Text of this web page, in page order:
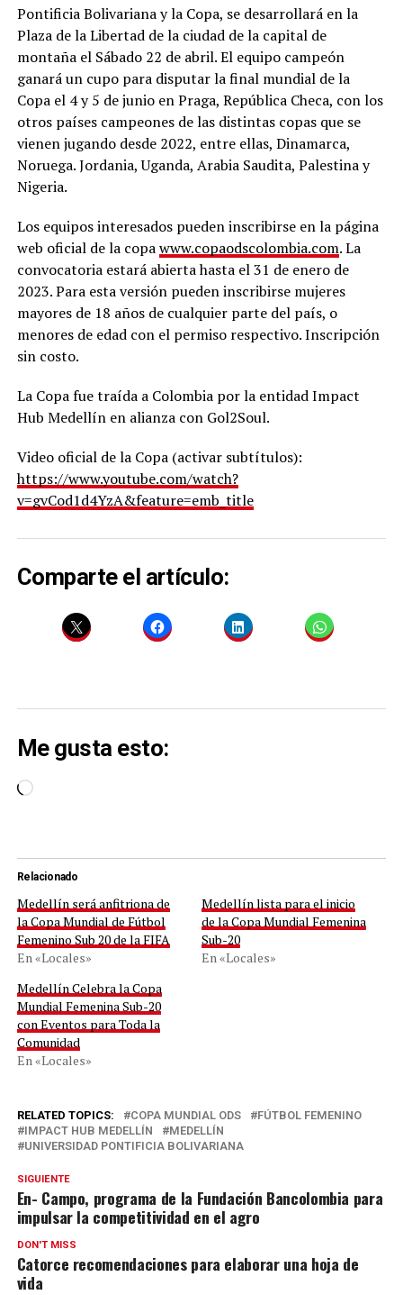
Pontificia Bolivariana y la Copa, se desarrollará en la
Plaza de la Libertad de la ciudad de la capital de
montaña el Sábado 22 de abril. El equipo campeón
ganará un cupo para disputar la final mundial de la
Copa el 4 y 5 de junio en Praga, República Checa, con los
otros países campeones de las distintas copas que se
vienen jugando desde 2022, entre ellas, Dinamarca,
Noruega. Jordania, Uganda, Arabia Saudita, Palestina y
Nigeria.
Los equipos interesados pueden inscribirse en la página
web oficial de la copawww.copaodscolombia.com. La
convocatoria estará abierta hasta el 31 de enero de
2023. Para esta versión pueden inscribirse mujeres
mayores de 18 años de cualquier parte del país, o
menores de edad con el permiso respectivo. Inscripción
sin costo.
La Copa fue traída a Colombia por la entidad Impact
Hub Medellín en alianza con Gol2Soul.
Video oficial de la Copa (activar subtítulos):
https://www.youtube.com/watch?
v=gvCod1d4YzA&feature=emb_title
Comparte el artículo:
Me gusta esto:
Cargando...
Relacionado
Medellín será anfitriona de
la Copa Mundial de Fútbol
Femenino Sub 20 de la FIFA
En «Locales»
Medellín lista para el inicio
de la Copa Mundial Femenina
Sub-20
En «Locales»
Medellín Celebra la Copa
Mundial Femenina Sub-20
con Eventos para Toda la
Comunidad
En «Locales»
RELATED TOPICS: COPA MUNDIAL ODS
FÚTBOL FEMENINO
IMPACT HUB MEDELLÍN
MEDELLÍN
UNIVERSIDAD PONTIFICIA BOLIVARIANA
SIGUIENTE
En- Campo, programa de la Fundación Bancolombia para
impulsar la competitividad en el agro
DON'T MISS
Catorce recomendaciones para elaborar una hoja de
vida